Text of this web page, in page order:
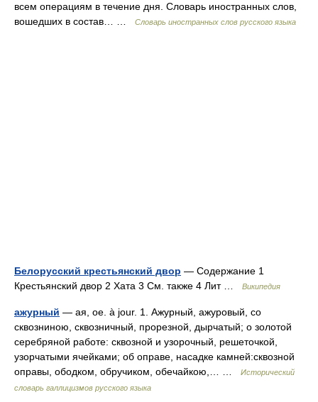
всем операциям в течение дня. Словарь иностранных слов,
вошедших в состав… …
Словарь иностранных слов русского языка
Белорусский крестьянский двор — Содержание 1
Крестьянский двор 2 Хата 3 См. также 4 Лит …
Википедия
ажурный — ая, ое. à jour. 1. Ажурный, ажуровый, со
сквозниною, сквозничный, прорезной, дырчатый; о золотой
серебряной работе: сквозной и узорочный, решеточкой,
узорчатыми ячейками; об оправе, насадке камней:сквозной
оправы, ободком, обручиком, обечайкою,… …
Исторический
словарь галлицизмов русского языка